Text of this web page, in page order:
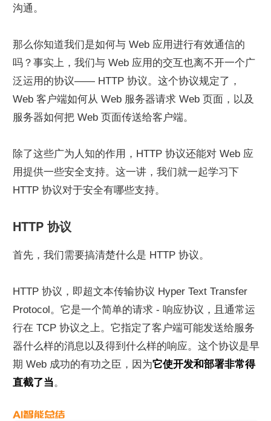
沟通。
那么你知道我们是如何与 Web 应用进行有效通信的
吗？事实上，我们与 Web 应用的交互也离不开一个广
泛运用的协议—— HTTP 协议。这个协议规定了，
Web 客户端如何从 Web 服务器请求 Web 页面，以及
服务器如何把 Web 页面传送给客户端。
除了这些广为人知的作用，HTTP 协议还能对 Web 应
用提供一些安全支持。这一讲，我们就一起学习下
HTTP 协议对于安全有哪些支持。
HTTP 协议
首先，我们需要搞清楚什么是 HTTP 协议。
HTTP 协议，即超文本传输协议 Hyper Text Transfer
Protocol。它是一个简单的请求 - 响应协议，且通常运
行在 TCP 协议之上。它指定了客户端可能发送给服务
器什么样的消息以及得到什么样的响应。这个协议是早
期 Web 成功的有功之臣，因为它使开发和部署非常得
直截了当。